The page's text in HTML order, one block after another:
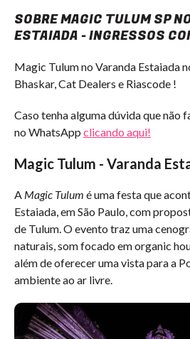
SOBRE MAGIC TULUM SP
ESTAIADA - INGRESSOS
Magic Tulum no Varanda Estaiada
Bhaskar, Cat Dealers e Riascode !
Caso tenha alguma dúvida que não
no WhatsApp clicando aqui!
Magic Tulum - Varanda
A Magic Tulum é uma festa que
Estaiada, em São Paulo, com
de Tulum. O evento traz uma
naturais, som focado em organic
além de oferecer uma vista para a
ambiente ao ar livre.